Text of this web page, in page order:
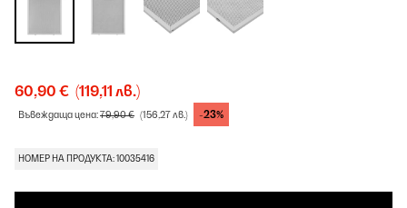
60,90 € (119,11 лв.)
Въвеждаща цена:79,90 € (156,27 лв.) -23%
НОМЕР НА ПРОДУКТА: 10035416